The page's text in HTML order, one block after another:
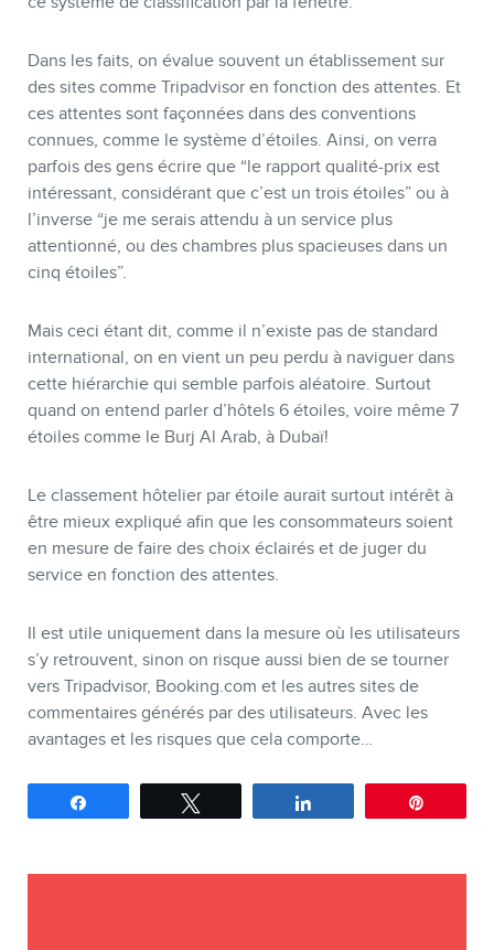
Dans les faits, on évalue souvent un établissement sur
des sites comme Tripadvisor en fonction des attentes. Et
ces attentes sont façonnées dans des conventions
connues, comme le système d’étoiles. Ainsi, on verra
parfois des gens écrire que “le rapport qualité-prix est
intéressant, considérant que c’est un trois étoiles” ou à
l’inverse “je me serais attendu à un service plus
attentionné, ou des chambres plus spacieuses dans un
cinq étoiles”.
Mais ceci étant dit, comme il n’existe pas de standard
international, on en vient un peu perdu à naviguer dans
cette hiérarchie qui semble parfois aléatoire. Surtout
quand on entend parler d’hôtels 6 étoiles, voire même 7
étoiles comme le Burj Al Arab, à Dubaï!
Le classement hôtelier par étoile aurait surtout intérêt à
être mieux expliqué afin que les consommateurs soient
en mesure de faire des choix éclairés et de juger du
service en fonction des attentes.
Il est utile uniquement dans la mesure où les utilisateurs
s’y retrouvent, sinon on risque aussi bien de se tourner
vers Tripadvisor, Booking.com et les autres sites de
commentaires générés par des utilisateurs. Avec les
avantages et les risques que cela comporte…